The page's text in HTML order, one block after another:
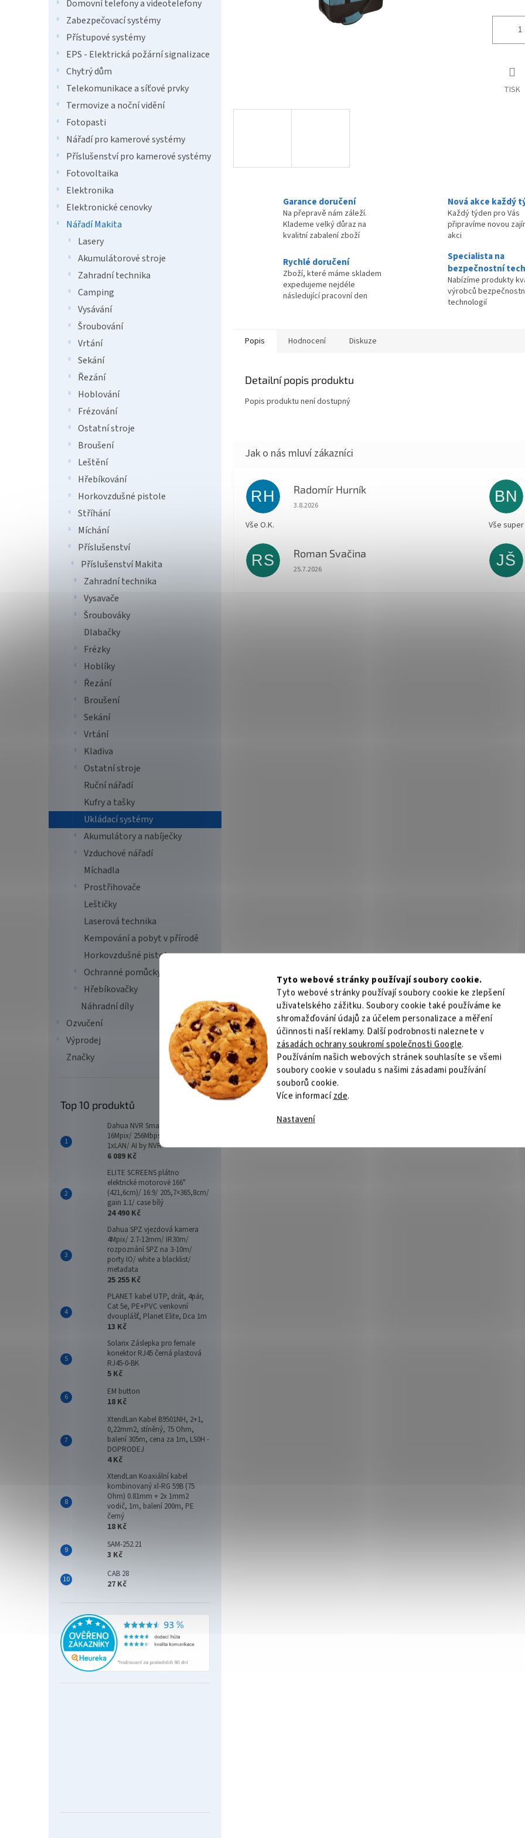
Tyto webové stránky používají soubory cookie.
Tyto webové stránky používají soubory cookie ke zlepšení
uživatelského zážitku. Soubory cookie také používáme ke
shromažďování údajů za účelem personalizace a měření
účinnosti naší reklamy. Další podrobnosti naleznete v
zásadách ochrany soukromí společnosti Google.
Používáním našich webových stránek souhlasíte se všemi
soubory cookie v souladu s našimi zásadami používání
souborů cookie.
Více informacízde.
Nastavení
Domovní telefony a videotelefony
Zabezpečovací systémy
Přístupové systémy
EPS - Elektrická požární signalizace
Chytrý dům
Telekomunikace a síťové prvky
Termovize a noční vidění
Fotopasti
Nářadí pro kamerové systémy
Příslušenství pro kamerové systémy
Fotovoltaika
Elektronika
Elektronické cenovky
Nářadí Makita
Lasery
Akumulátorové stroje
Zahradní technika
Camping
Vysávání
Šroubování
Vrtání
Sekání
Řezání
Hoblování
Frézování
Ostatní stroje
Broušení
Leštění
Hřebíkování
Horkovzdušné pistole
Stříhání
Míchání
Příslušenství
Příslušenství Makita
Zahradní technika
Vysavače
Šroubováky
Dlabačky
Frézky
Hoblíky
Řezání
Broušení
Sekání
Vrtání
Kladiva
Ostatní stroje
Ruční nářadí
Kufry a tašky
Ukládací systémy
Akumulátory a nabíječky
Vzduchové nářadí
Míchadla
Prostřihovače
Leštičky
Laserová technika
Kempování a pobyt v přírodě
Horkovzdušné pistole
Ochranné pomůcky
Hřebíkovačky
Náhradní díly
Ozvučení
Výprodej
Značky
Top 10 produktů
Dahua NVR Smart 16xIP/
16Mpix/ 256Mbps/ 2xHDD/
1xLAN/ AI by NVR
6 089 Kč
ELITE SCREENS plátno
elektrické motorové 166"
(421,6cm)/ 16:9/ 205,7×365,8cm/
gain 1.1/ case bílý
24 490 Kč
Dahua SPZ vjezdová kamera
4Mpix/ 2.7-12mm/ IR30m/
rozpoznání SPZ na 3-10m/
porty IO/ white a blacklist/
metadata
25 255 Kč
PLANET kabel UTP, drát, 4pár,
Cat 5e, PE+PVC venkovní
dvouplášť, Planet Elite, Dca 1m
13 Kč
Solarix Záslepka pro female
konektor RJ45 černá plastová
RJ45-0-BK
5 Kč
EM button
18 Kč
XtendLan Kabel B9501NH, 2+1,
0,22mm2, stíněný, 75 Ohm,
balení 305m, cena za 1m, LS0H -
DOPRODEJ
4 Kč
XtendLan Koaxiální kabel
kombinovaný xl-RG 59B (75
Ohm) 0.81mm + 2x 1mm2
vodič, 1m, balení 200m, PE
černý
18 Kč
SAM-252.21
3 Kč
CAB 28
27 Kč
TISK
Garance doručení
Na přepravě nám záleží.
Klademe velký důraz na
kvalitní zabalení zboží
Nová akce každý
Každý týden pro Vás
připravíme novou
akci
Rychlé doručení
Zboží, které máme skladem
expedujeme nejdéle
následující pracovní den
Specialista na
bezpečnostní
Nabízíme produkty
výrobců
technologií
Popis Hodnocení Diskuze
Detailní popis produktu
Popis produktu není dostupný
RH Radomír Hurník
Hodnocení obchodu je 5 z 5 hvězdiček.
3.8.2026
Vše O.K.
BN
Vše
RS Roman Svačina
Hodnocení obchodu je 5 z 5 hvězdiček.
25.7.2026
JŠ